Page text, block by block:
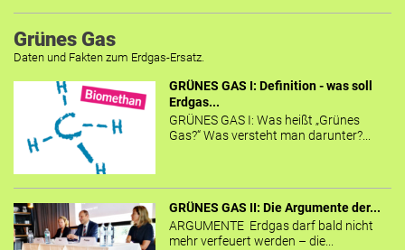
Grünes Gas
Daten und Fakten zum Erdgas-Ersatz.
GRÜNES GAS I: Definition - was soll
Erdgas...
GRÜNES GAS I: Was heißt „Grünes
Gas?“ Was versteht man darunter?...
GRÜNES GAS II: Die Argumente der...
ARGUMENTE Erdgas darf bald nicht
mehr verfeuert werden – die...